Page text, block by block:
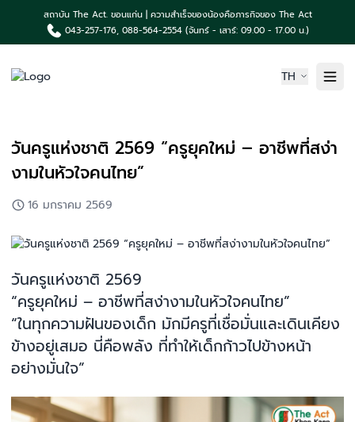
สถาบัน The Act. ขอนแก่น | ความสำเร็จของน้องคือภารกิจของ The Act
043-257-176, 088-564-2554 (จันทร์ - เสาร์: 09.00 - 17.00 น.)
TH
เกี่ยวกับเรา
ความเป็นมา The Act
ผลงานน้องค่าย The Act
TCAS News & กิจกรรม
ติดต่อเรา
วันครูแห่งชาติ 2569 “ครูยุคใหม่ – อาชีพที่สง่า
งามในหัวใจคนไทย”
16 มกราคม 2569
วันครูแห่งชาติ 2569
“ครูยุคใหม่ – อาชีพที่สง่างามในหัวใจคนไทย”
“ในทุกความฝันของเด็ก มักมีครูที่เชื่อมั่นและเดินเคียง
ข้างอยู่เสมอ นี่คือพลัง ที่ทำให้เด็กก้าวไปข้างหน้า
อย่างมั่นใจ”